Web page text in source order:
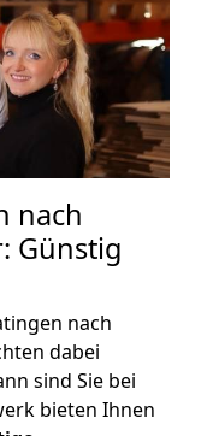
nach
Günstig
nach
dabei
sind Sie bei
bieten Ihnen